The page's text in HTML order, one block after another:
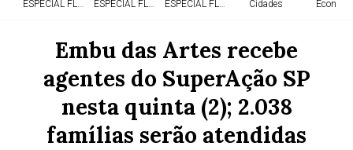
ESPECIAL FLÓRIDAESPECIAL FLÓRIDAESPECIAL FLÓRIDA Cidades
Embu das Artes recebe
agentes do SuperAção SP
nesta quinta (2); 2.038
famílias serão atendidas